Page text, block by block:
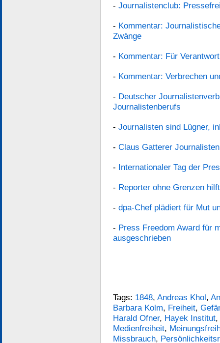
- Journalistenclub:
- Kommentar:
Zwänge
- Kommentar: Für
- Kommentar: Verbrechen
- Deutscher
Journalistenberufs
- Journalisten sind Lügner,
- Claus Gatterer
- Internationaler Tag der
- Reporter ohne Grenzen
- dpa-Chef plädiert für Mut
- Press Freedom Award für
ausgeschrieben
Tags: 1848, Andreas Khol,
Barbara Kolm, Freiheit,
Harald Ofner, Hayek Institut,
Medienfreiheit,
Missbrauch,